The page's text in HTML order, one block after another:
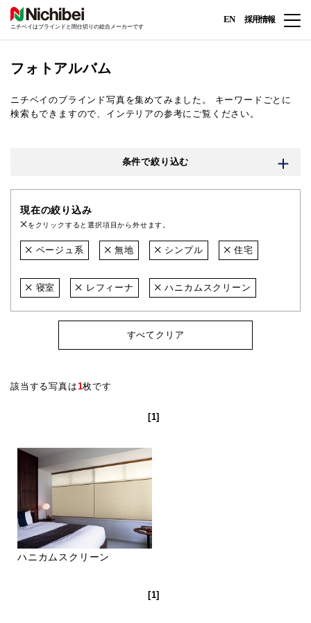
ニチベイはブラインドと間仕切りの総合メーカーです
EN 採用情報
フォトアルバム
ニチベイのブラインド写真を集めてみました。
キーワードごとに
検索もできますので、インテリアの参考にご覧ください。
条件で絞り込む
現在の絞り込み
をクリックすると選択項目から外せます。
ベージュ系 無地 シンプル 住宅
寝室 レフィーナ ハニカムスクリーン
すべてクリア
該当する写真は1枚です
[1]
ハニカムスクリーン
[1]